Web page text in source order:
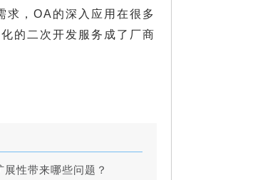
求，OA的深入应用在很多
的二次开发服务成了厂商
性带来哪些问题？